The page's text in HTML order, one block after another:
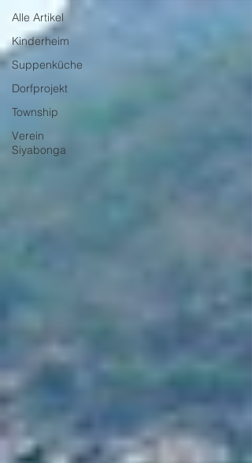
Alle Artikel
Kinderheim
Suppenküche
Dorfprojekt
Township
Verein
Siyabonga